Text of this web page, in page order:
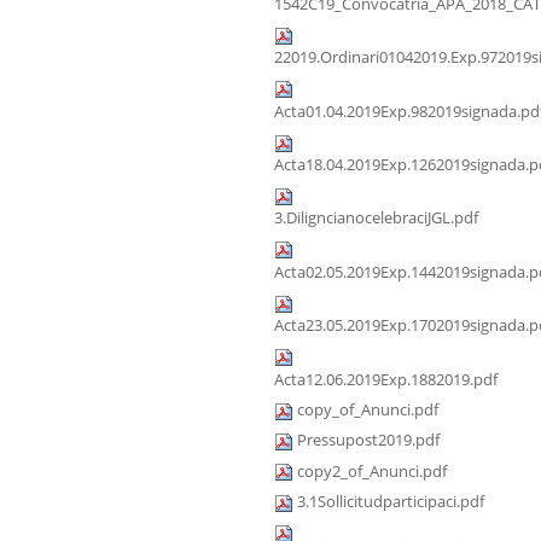
3.DiligncianocelebraciJGL.pdf
Acta12.06.2019Exp.1882019.pdf
copy_of_Anunci.pdf
Pressupost2019.pdf
copy2_of_Anunci.pdf
3.1Sollicitudparticipaci.pdf